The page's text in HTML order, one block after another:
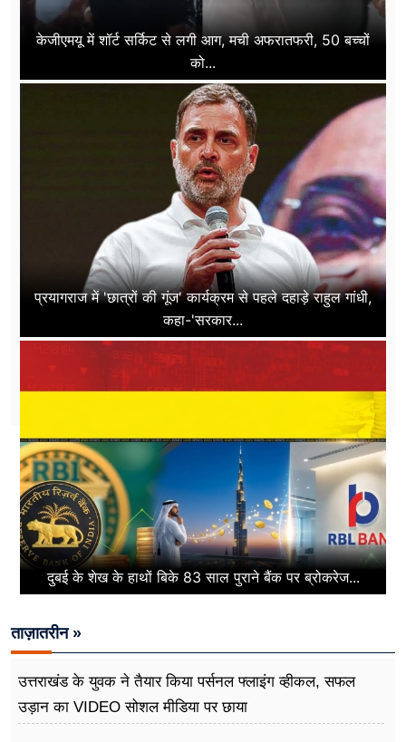
केजीएमयू में शॉर्ट सर्किट से लगी आग, मची अफरातफरी, 50 बच्चों
को...
प्रयागराज में 'छात्रों की गूंज' कार्यक्रम से पहले दहाड़े राहुल गांधी,
कहा-'सरकार...
दुबई के शेख के हाथों बिके 83 साल पुराने बैंक पर ब्रोकरेज...
ताज़ातरीन »
उत्तराखंड के युवक ने तैयार किया पर्सनल फ्लाइंग व्हीकल, सफल
उड़ान का VIDEO सोशल मीडिया पर छाया